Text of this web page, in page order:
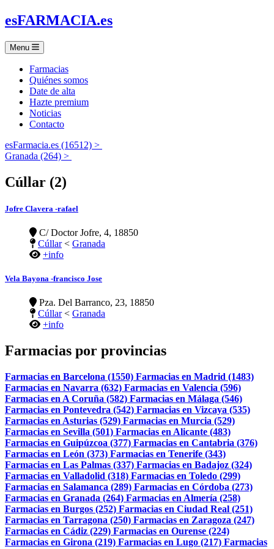
esFARMACIA.es
Menu
Farmacias
Quiénes somos
Date de alta
Hazte premium
Noticias
Contacto
esFarmacia.es (16512) >
Granada (264) >
Cúllar (2)
Jofre Clavera -rafael
C/ Doctor Jofre, 4, 18850
Cúllar< Granada
+info
Vela Bayona -francisco Jose
Pza. Del Barranco, 23, 18850
Cúllar< Granada
+info
Farmacias por provincias
Farmacias en Barcelona (1550) Farmacias en Madrid (1483)
Farmacias en Navarra (632) Farmacias en Valencia (596)
Farmacias en A Coruña (582) Farmacias en Málaga (546)
Farmacias en Pontevedra (542) Farmacias en Vizcaya (535)
Farmacias en Asturias (529) Farmacias en Murcia (529)
Farmacias en Sevilla (501) Farmacias en Alicante (483)
Farmacias en Guipúzcoa (377) Farmacias en Cantabria (376)
Farmacias en León (373) Farmacias en Tenerife (343)
Farmacias en Las Palmas (337) Farmacias en Badajoz (324)
Farmacias en Valladolid (318) Farmacias en Toledo (299)
Farmacias en Salamanca (289) Farmacias en Córdoba (273)
Farmacias en Granada (264) Farmacias en Almería (258)
Farmacias en Burgos (252) Farmacias en Ciudad Real (251)
Farmacias en Tarragona (250) Farmacias en Zaragoza (247)
Farmacias en Cádiz (229) Farmacias en Ourense (224)
Farmacias en Girona (219) Farmacias en Lugo (217) Farmacias